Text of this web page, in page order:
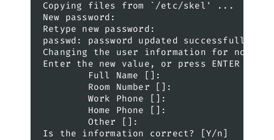
Copying files from `/etc/skel' ...
New password:
Retype new password:
passwd: password updated successfully
Changing the user information for
Enter the new value, or press ENTER for
        Full Name []:
        Room Number []:
        Work Phone []:
        Home Phone []:
        Other []:
Is the information correct? [Y/n]